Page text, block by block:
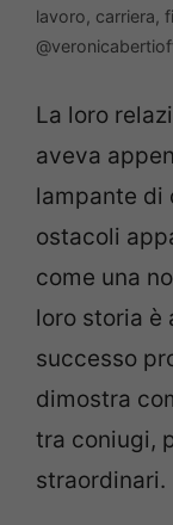
lavoro, carriera,
La loro
aveva
lampante di
ostacoli
come una
loro storia è
successo
dimostra
tra coniugi,
straordinari.